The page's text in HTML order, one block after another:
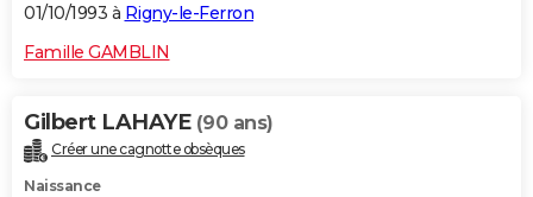
01/10/1993 à Rigny-le-Ferron
Famille GAMBLIN
Gilbert LAHAYE (90 ans)
Créer une cagnotte obsèques
Naissance